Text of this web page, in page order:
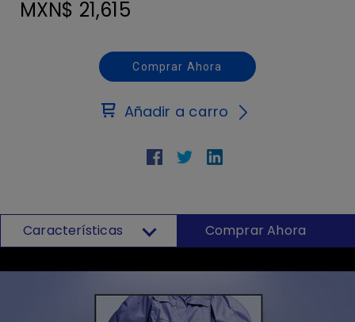
MXN$ 21,615
Comprar Ahora
Añadir a carro
Características Comprar Ahora